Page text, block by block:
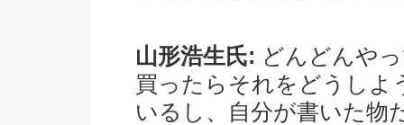
山形浩生氏: どんどんや
買ったらそれをどうしよ
いるし、自分が書いた物